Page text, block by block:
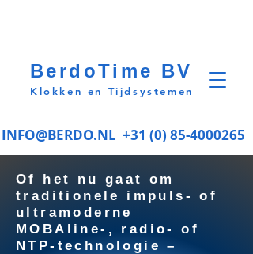
INFO@BERDO.NL +31 (0) 85-4000265
BerdoTime BV
Klokken en Tijdsystemen
Of het nu gaat om
traditionele impuls- of
ultramoderne
MOBAline-, radio- of
NTP-technologie –